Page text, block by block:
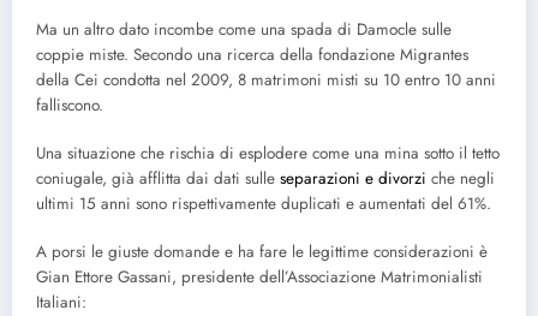
Ma un altro dato incombe come una spada di Damocle sulle
coppie miste. Secondo una ricerca della fondazione Migrantes
della Cei condotta nel 2009, 8 matrimoni misti su 10 entro 10 anni
falliscono.
Una situazione che rischia di esplodere come una mina sotto il tetto
coniugale, già afflitta dai dati sulle separazioni e divorzi che negli
ultimi 15 anni sono rispettivamente duplicati e aumentati del 61%.
A porsi le giuste domande e ha fare le legittime considerazioni è
Gian Ettore Gassani, presidente dell’Associazione Matrimonialisti
Italiani: